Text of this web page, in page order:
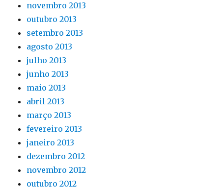
novembro 2013
outubro 2013
setembro 2013
agosto 2013
julho 2013
junho 2013
maio 2013
abril 2013
março 2013
fevereiro 2013
janeiro 2013
dezembro 2012
novembro 2012
outubro 2012